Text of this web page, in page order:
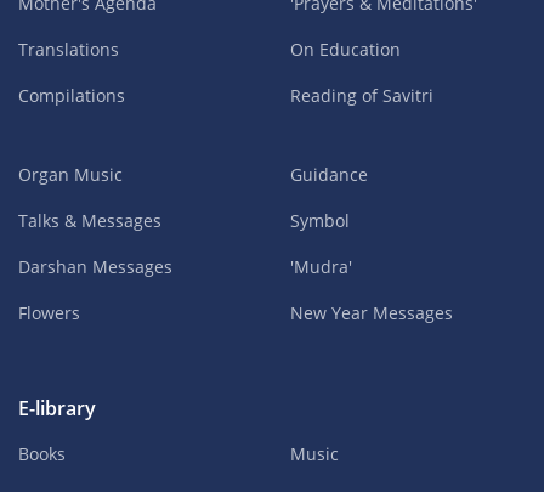
Translations
Compilations
On Education
Reading of Savitri
Organ Music
Talks & Messages
Darshan Messages
Flowers
Guidance
Symbol
'Mudra'
New Year Messages
E-library
Books
Music